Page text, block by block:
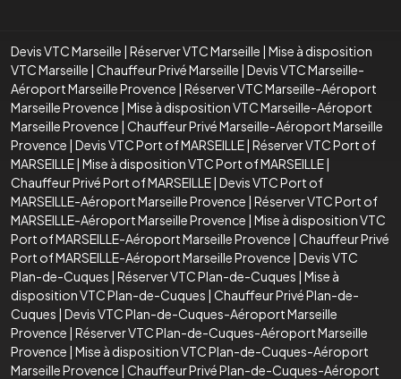
Devis VTC Marseille | Réserver VTC Marseille | Mise à disposition
VTC Marseille | Chauffeur Privé Marseille | Devis VTC Marseille-
Aéroport Marseille Provence | Réserver VTC Marseille-Aéroport
Marseille Provence | Mise à disposition VTC Marseille-Aéroport
Marseille Provence | Chauffeur Privé Marseille-Aéroport Marseille
Provence | Devis VTC Port of MARSEILLE| Réserver VTC Port of
MARSEILLE| Mise à disposition VTC Port of MARSEILLE|
Chauffeur Privé Port of MARSEILLE| Devis VTC Port of
MARSEILLE-Aéroport Marseille Provence | Réserver VTC Port of
MARSEILLE-Aéroport Marseille Provence | Mise à disposition VTC
Port of MARSEILLE-Aéroport Marseille Provence | Chauffeur Privé
Port of MARSEILLE-Aéroport Marseille Provence | Devis VTC
Plan-de-Cuques | Réserver VTC Plan-de-Cuques | Mise à
disposition VTC Plan-de-Cuques | Chauffeur Privé Plan-de-
Cuques | Devis VTC Plan-de-Cuques-Aéroport Marseille
Provence | Réserver VTC Plan-de-Cuques-Aéroport Marseille
Provence | Mise à disposition VTC Plan-de-Cuques-Aéroport
Marseille Provence | Chauffeur Privé Plan-de-Cuques-Aéroport